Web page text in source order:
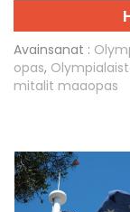
Avainsanat :
opas,
mitalit maaopas